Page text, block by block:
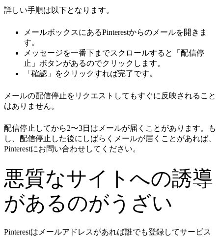
詳しい手順は以下となります。
メールボックスにあるPinterestからのメールを開きま
す。
メッセージを一番下までスクロールすると「配信停
止」ボタンがあるのでクリックします。
「確認」をクリックすれば完了です。
メールの配信停止をリクエストしてもすぐに反映されること
はありません。
配信停止してから2〜3日はメールが届くことがあります。も
し、配信停止した後にしばらくメールが届くことがあれば、
Pinterestにお問い合わせしてください。
悪質なサイトへの誘導
があるのがうざい
Pinterestはメールアドレスがあれば誰でも登録してサービス